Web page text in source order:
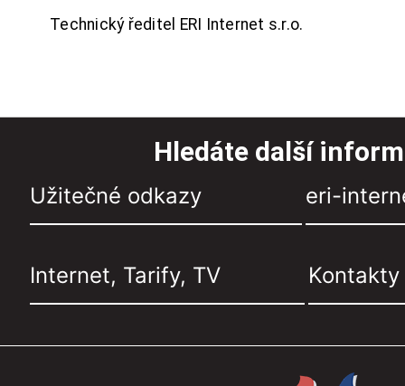
Technický ředitel ERI Internet s.r.o.
Hledáte další
Užitečné odkazy eri-
Internet, Tarify, TV Kontakty